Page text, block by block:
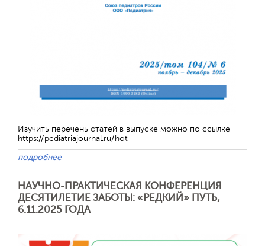
Изучить перечень статей в выпуске можно по ссылке -
https://pediatriajournal.ru/hot
подробнее
НАУЧНО-ПРАКТИЧЕСКАЯ КОНФЕРЕНЦИЯ
ДЕСЯТИЛЕТИЕ ЗАБОТЫ: «РЕДКИЙ» ПУТЬ,
6.11.2025 ГОДА